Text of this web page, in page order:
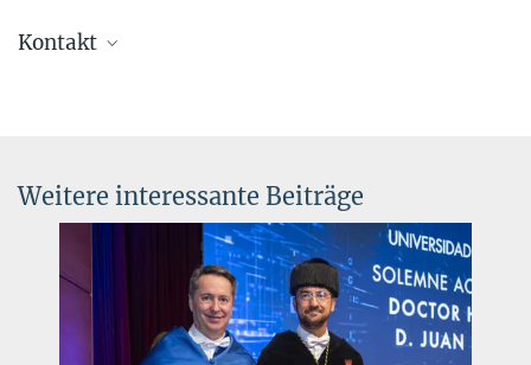
Kontakt
ignacio.cirac@...
Max-Planck-Institut für Quantenoptik, Garching
Charlotte Huber
Presse- und Öffentlichkeitsarbeit
+49 89 32905-672
charlotte.huber@...
Weitere interessante Beiträge